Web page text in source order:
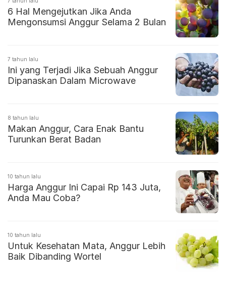
6 Hal Mengejutkan Jika Anda
Mengonsumsi Anggur Selama 2 Bulan
7 tahun lalu
Ini yang Terjadi Jika Sebuah Anggur
Dipanaskan Dalam Microwave
8 tahun lalu
Makan Anggur, Cara Enak Bantu
Turunkan Berat Badan
10 tahun lalu
Harga Anggur Ini Capai Rp 143 Juta,
Anda Mau Coba?
10 tahun lalu
Untuk Kesehatan Mata, Anggur Lebih
Baik Dibanding Wortel